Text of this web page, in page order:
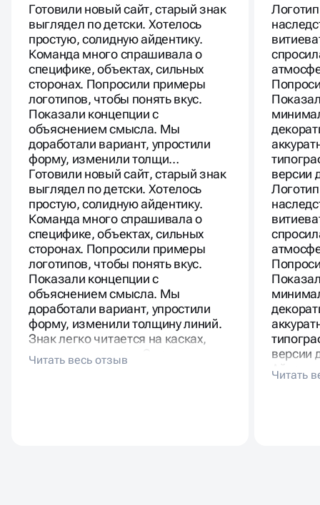
Готовили новый сайт, старый знак
выглядел по детски. Хотелось
простую, солидную айдентику.
Команда много спрашивала о
специфике, объектах, сильных
сторонах. Попросили примеры
логотипов, чтобы понять вкус.
Показали концепции с
объяснением смысла. Мы
доработали вариант, упростили
форму, изменили толщи…
Готовили новый сайт, старый знак
выглядел по детски. Хотелось
простую, солидную айдентику.
Команда много спрашивала о
специфике, объектах, сильных
сторонах. Попросили примеры
логотипов, чтобы понять вкус.
Показали концепции с
объяснением смысла. Мы
доработали вариант, упростили
форму, изменили толщину линий.
Знак легко читается на касках,
чертежах, письмах. С новым
логотипом компания выглядит
версии
версии